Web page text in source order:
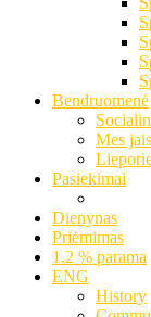
Bendruomenė
Mes
Pasiekimai
Dienynas
Priėmimas
1.2 % parama
ENG
History